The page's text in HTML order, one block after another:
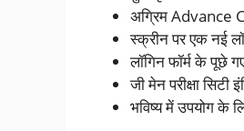
अग्रिम Advance
स्क्रीन पर एक नई
लॉगिन फॉर्म के पूछे
जी मेन परीक्षा
भविष्य में उपयोग के